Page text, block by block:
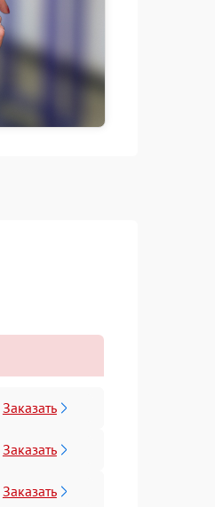
Заказать
Заказать
Заказать